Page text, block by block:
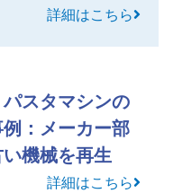
詳細はこちら
パスタマシンの
：メーカー部
機械を再生
詳細はこちら